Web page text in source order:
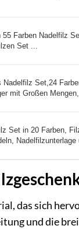
55 Farben Nadelfilz
Set ...
Nadelfilz Set,24
mit Großen
Set in 20 Farben,
das sich
und die